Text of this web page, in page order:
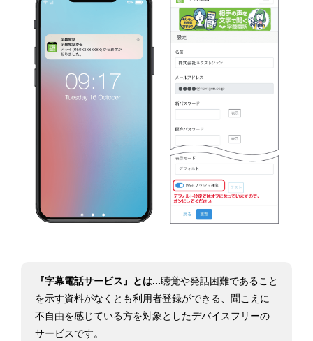
『字幕電話サービス』とは...聴覚や発話困難であること
を示す資料がなくとも利用者登録ができる、聞こえに
不自由を感じている方を対象としたデバイスフリーの
サービスです。